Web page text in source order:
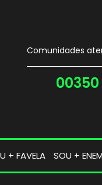
Comunidades
00350
+ FAVELA SOU + ENEM